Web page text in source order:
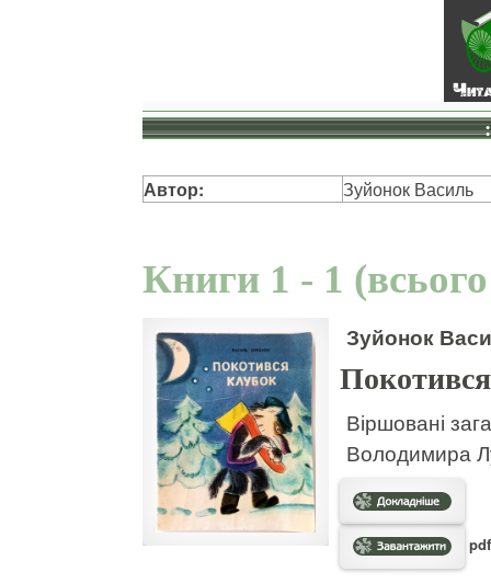
Автор: Зуйонок Василь
Книги 1 - 1
Зуйонок
Віршовані
Володимира